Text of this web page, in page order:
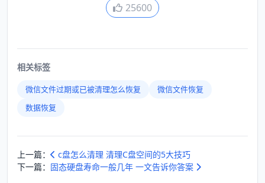
25600
相关标签
微信文件过期或已被清理怎么恢复
微信文件恢复
数据恢复
上一篇：
c盘怎么清理 清理C盘空间的5大技巧
下一篇： 固态硬盘寿命一般几年 一文告诉你答案